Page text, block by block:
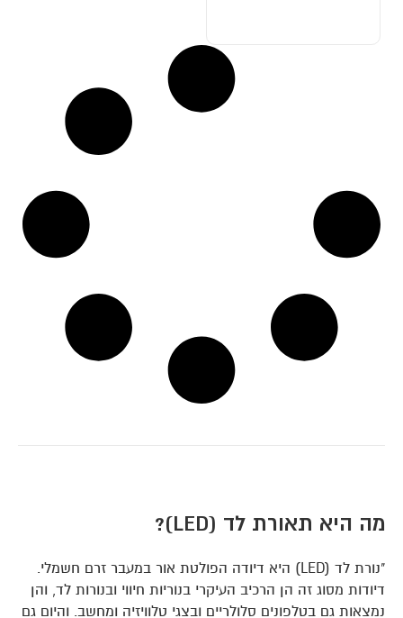
מה היא תאורת לד (LED)?
"נורת לד (LED) היא דיודה הפולטת אור במעבר זרם חשמלי.
דיודות מסוג זה הן הרכיב העיקרי בנוריות חיווי ובנורות לד, והן
נמצאות גם בטלפונים סלולריים ובצגי טלוויזיה ומחשב. והיום גם